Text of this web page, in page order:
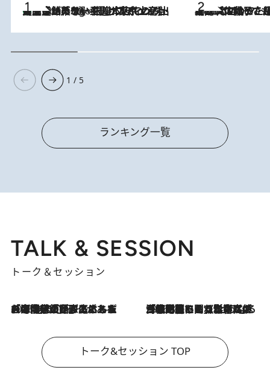
4 Hours Ago
【間違いのない王道・東京土産】資生堂パーラー 銀座本店でのみ出会える銘菓5選《極上プディング・濃厚チーズケーキ・ボンボンショコラほか》 2026.8.5
【阿川佐和子さんの年とる力】なぜ70代で始めた趣味は“こんなに楽しい”のか？ ピアノ、俳句…スランプに陥っても続けられる“ある秘訣”とは
1 / 5
ランキング一覧
TALK & SESSION
トーク＆セッション
2026.8.3
「今後値上げがあるとすれば…」「リスクがあるのは今年の冬」エネルギー専門家が語る、ホルムズ海峡封鎖が家庭にもたらす“ある心配” 2026.8.3
「住宅建てられない…」「サーチャージ料の高値が続いている」ホルムズ海峡封鎖による影響はいつまで続く？《エネルギー専門家に聞く“どうなる日本の暮らし”》
トーク&セッション TOP